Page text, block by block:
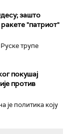
зашто
"патриот"
трупе
покушај
против
је политика коју